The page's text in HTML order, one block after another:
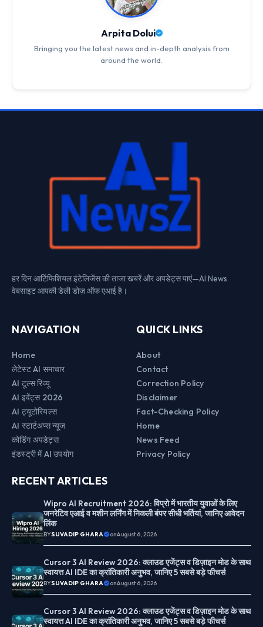
Arpita Dolui
Bringing you the latest news and in-depth analysis from
around the world.
हर दिन आर्टिफिशियल इंटेलिजेंस की ताजा खबरें और अपडेट्स पाएं—AI News
वेबसाइट आपकी डेली डोज़ ऑफ एआई है।
NAVIGATION
Home
लेटेस्ट AI समाचार
AI टूल्स रिव्यू
AI इवेंट्स 2026
AI ट्यूटोरियल्स
AI स्टार्टअप्स न्यूज
कोडिंग अपडेट्स
इंडस्ट्री में AI उपयोग
QUICK LINKS
About
Contact
Correction Policy
Disclaimer
Fact-Checking Policy
Home
News Feed
Privacy Policy
RECENT ARTICLES
Wipro AI Recruitment 2026: विप्रो में भारतीय युवाओं के लिए
जनरेटिव एआई व मशीन लर्निंग में निकली बंपर सीधी भर्तियां, जानिए आवेदन
लिंक
BYSUVADIP GHARA onAugust 6, 2026
Cursor 3 AI Review 2026: क्लाउड एजेंट्स व डिज़ाइन मोड के साथ
स्वायत्त AI IDE का क्रांतिकारी अनुभव, जानिए 5 सबसे बड़े फीचर्स
BYSUVADIP GHARA onAugust 6, 2026
Cursor 3 AI Review 2026: क्लाउड एजेंट्स व डिज़ाइन मोड के साथ
स्वायत्त AI IDE का क्रांतिकारी अनुभव, जानिए 5 सबसे बड़े फीचर्स